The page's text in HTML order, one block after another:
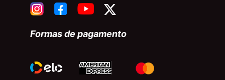
Formas de pagamento